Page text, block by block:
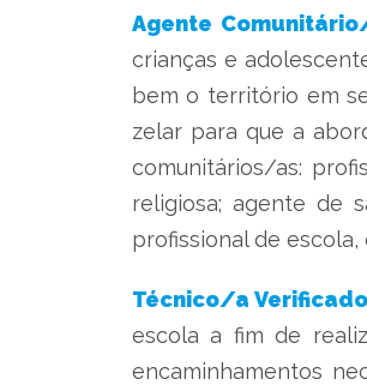
Agente
crianças e
bem o território em
zelar para que a
comunitários/as:
religiosa; agente de
profissional de
Técnico/a
escola a fim de
encaminhamentos